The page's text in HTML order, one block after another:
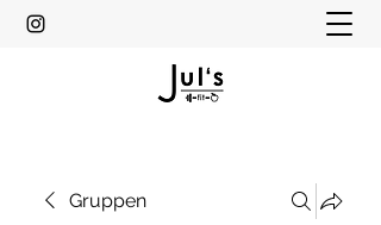
Gruppen